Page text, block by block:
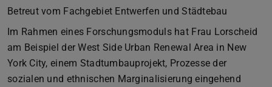
Betreut vom Fachgebiet Entwerfen und Städtebau
Im Rahmen eines Forschungsmoduls hat Frau Lorscheid
am Beispiel der West Side Urban Renewal Area in New
York City, einem Stadtumbauprojekt, Prozesse der
sozialen und ethnischen Marginalisierung eingehend